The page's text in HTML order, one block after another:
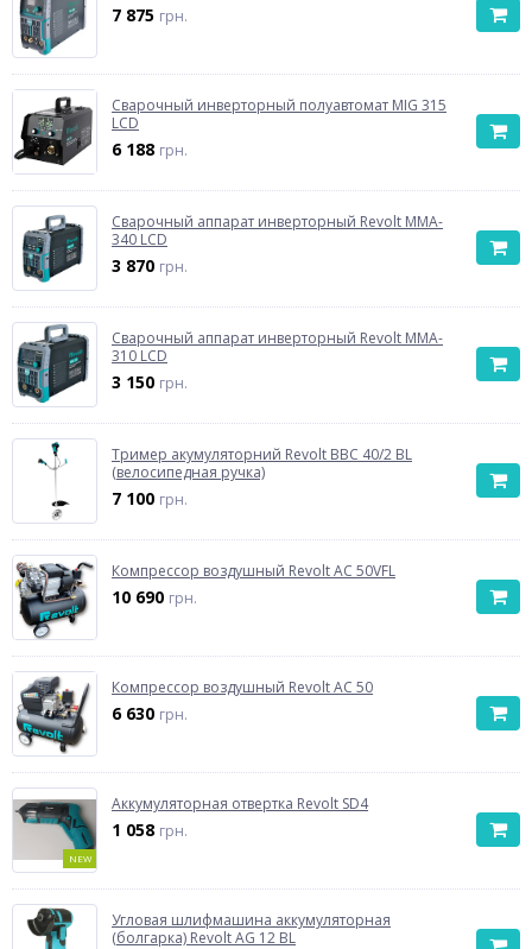
7 875 грн.
Сварочный инверторный полуавтомат MIG 315
LCD
6 188 грн.
Сварочный аппарат инверторный Revolt MMA-
340 LCD
3 870 грн.
Сварочный аппарат инверторный Revolt MMA-
310 LCD
3 150 грн.
Тример акумуляторний Revolt BBC 40/2 BL
(велосипедная ручка)
7 100 грн.
Компрессор воздушный Revolt AC 50VFL
10 690 грн.
Компрессор воздушный Revolt AC 50
6 630 грн.
NEW
Аккумуляторная отвертка Revolt SD4
1 058 грн.
Угловая шлифмашина аккумуляторная
(болгарка) Revolt AG 12 BL